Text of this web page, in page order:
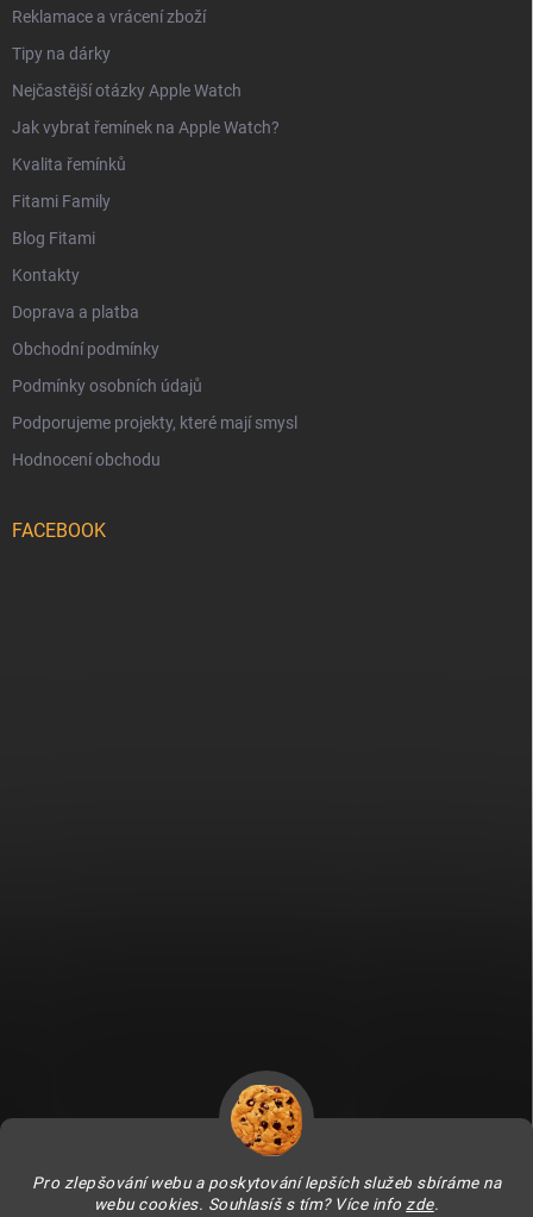
Pro zlepšování webu a poskytování lepších služeb sbíráme na
webu cookies. Souhlasíš s tím? Více info zde.
Reklamace a vrácení zboží
Tipy na dárky
Nejčastější otázky Apple Watch
Jak vybrat řemínek na Apple Watch?
Kvalita řemínků
Fitami Family
Blog Fitami
Kontakty
Doprava a platba
Obchodní podmínky
Podmínky osobních údajů
Podporujeme projekty, které mají smysl
Hodnocení obchodu
FACEBOOK
Fitami.sk Fitami.hu